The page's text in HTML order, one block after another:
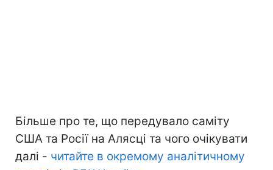
Більше про те, що передувало саміту
США та Росії на Алясці та чого очікувати
далі - читайте в окремому аналітичному